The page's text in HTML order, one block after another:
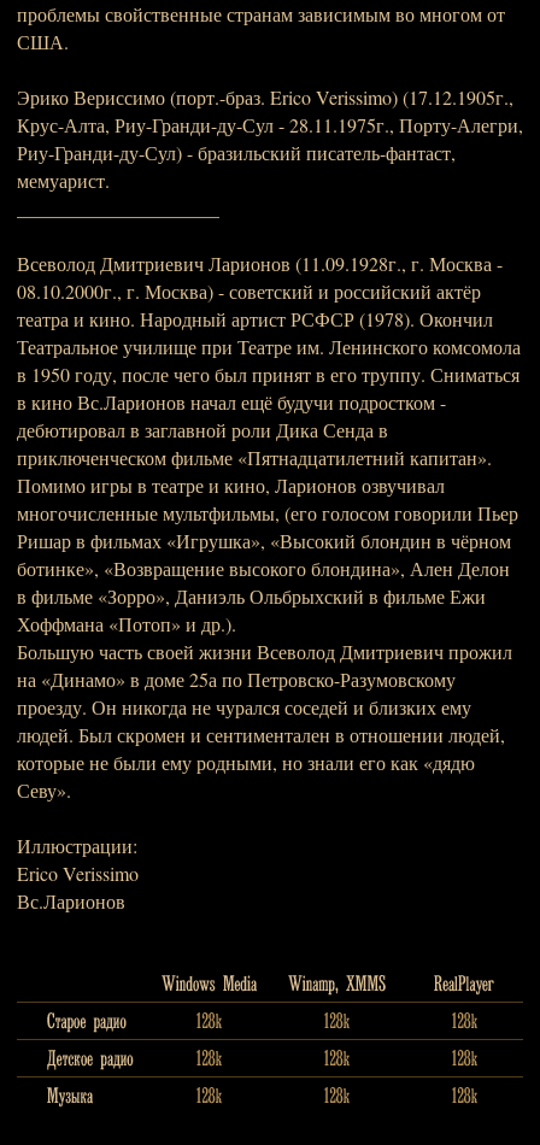
проблемы свойственные странам зависимым во многом от
США.
Эрико Вериссимо (порт.-браз. Erico Verissimo) (17.12.1905г.,
Крус-Алта, Риу-Гранди-ду-Сул - 28.11.1975г., Порту-Алегри,
Риу-Гранди-ду-Сул) - бразильский писатель-фантаст,
мемуарист.
Всеволод Дмитриевич Ларионов (11.09.1928г., г. Москва -
08.10.2000г., г. Москва) - советский и российский актёр
театра и кино. Народный артист РСФСР (1978). Окончил
Театральное училище при Театре им. Ленинского комсомола
в 1950 году, после чего был принят в его труппу. Сниматься
в кино Вс.Ларионов начал ещё будучи подростком -
дебютировал в заглавной роли Дика Сенда в
приключенческом фильме «Пятнадцатилетний капитан».
Помимо игры в театре и кино, Ларионов озвучивал
многочисленные мультфильмы, (его голосом говорили Пьер
Ришар в фильмах «Игрушка», «Высокий блондин в чёрном
ботинке», «Возвращение высокого блондина», Ален Делон
в фильме «Зорро», Даниэль Ольбрыхский в фильме Ежи
Хоффмана «Потоп» и др.).
Большую часть своей жизни Всеволод Дмитриевич прожил
на «Динамо» в доме 25а по Петровско-Разумовскому
проезду. Он никогда не чурался соседей и близких ему
людей. Был скромен и сентиментален в отношении людей,
которые не были ему родными, но знали его как «дядю
Севу».
Иллюстрации:
Erico Verissimo
Вс.Ларионов